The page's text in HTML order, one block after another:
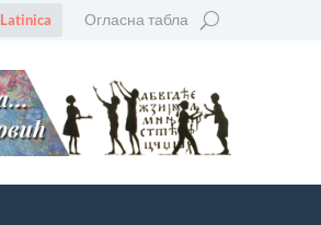
Огласна табла
Latinica